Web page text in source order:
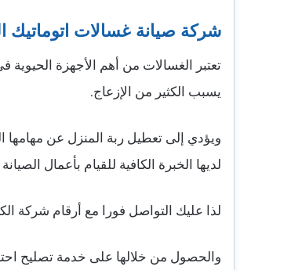
شركة صيانة غسالات اتوماتيك
تعتبر الغسالات من أهم الأجهزة
يسبب الكثير من الإزعاج.
ويؤدي إلى تعطيل ربة المنزل عن
لديها الخبرة الكافية للقيام بأعمال
لذا عليك التواصل فورا مع أرقام شركة
والحصول من خلالها على خدمة تصليح